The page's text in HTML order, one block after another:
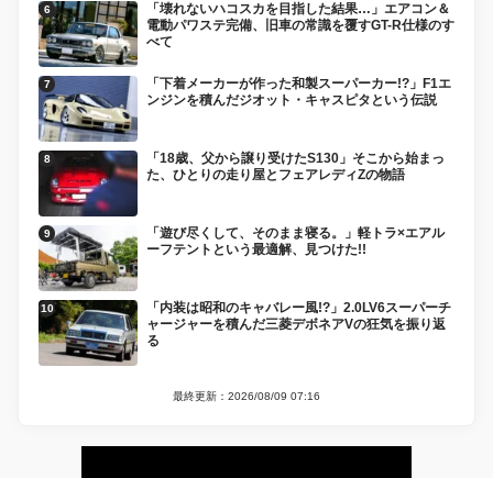
「壊れないハコスカを目指した結果…」エアコン＆
電動パワステ完備、旧車の常識を覆すGT-R仕様のす
べて
「下着メーカーが作った和製スーパーカー!?」F1エ
ンジンを積んだジオット・キャスピタという伝説
「18歳、父から譲り受けたS130」そこから始まっ
た、ひとりの走り屋とフェアレディZの物語
「遊び尽くして、そのまま寝る。」軽トラ×エアル
ーフテントという最適解、見つけた!!
「内装は昭和のキャバレー風!?」2.0LV6スーパーチ
ャージャーを積んだ三菱デボネアVの狂気を振り返
る
最終更新：2026/08/09 07:16